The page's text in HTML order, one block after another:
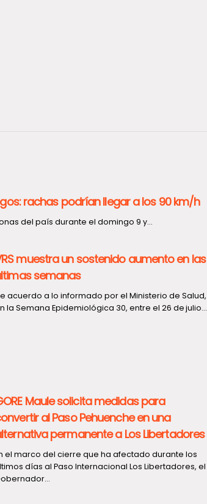
rachas podrían llegar a los 90 km/h
del país durante el domingo 9 y...
muestra un sostenido aumento en las
semanas
acuerdo a lo informado por el Ministerio de Salud,
la Semana Epidemiológica 30, entre el 26 de julio...
Maule solicita medidas para
al Paso Pehuenche en una
permanente a Los Libertadores
el marco del cierre que ha afectado durante los
días al Paso Internacional Los Libertadores, el